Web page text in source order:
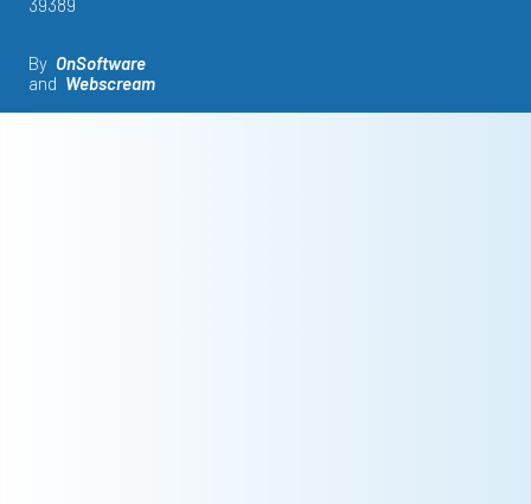
39389
By OnSoftware
and Webscream